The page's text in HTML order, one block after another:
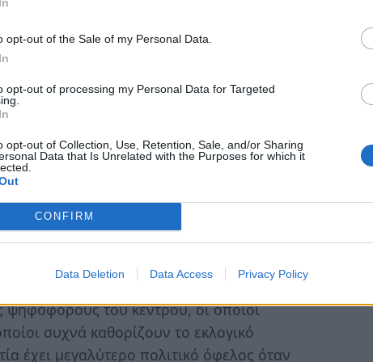
opt-out of the Sale of my Personal Data.
opt-out of processing my Personal Data for Targeted
opt-out of Collection, Use, Retention, Sale, and/or Sharing
Data that Is Unrelated with the Purposes for which it
CONFIRM
Data Deletion Data Access Privacy Policy
για την εκλογική ενίσχυση του
εως κακό αποτέλεσμα θα διευκόλυνε την
τον δρόμο για τη δική τους ανάδειξη;
έχουν αρχίσει να φαίνονται. Υπάρχουν
κ. Τσίπρα και κάποιοι άλλοι που
συνεργασίας με τη ΝΔ σε
για χάρη αποφυγής της ακυβερνησίας.
στην αποχώρησή του μετά από μια
τη Νέα Δημοκρατία. Λειτουργεί
του ΠΑΣΟΚ, επιταχύνοντας
στρατηγικές και φιλοδοξίες.
Ένα αποδυναμωμένο ή εσωστρεφές
ψηφοφόρους του κέντρου, οι οποίοι
συχνά καθορίζουν το εκλογικό
έχει μεγαλύτερο πολιτικό όφελος όταν